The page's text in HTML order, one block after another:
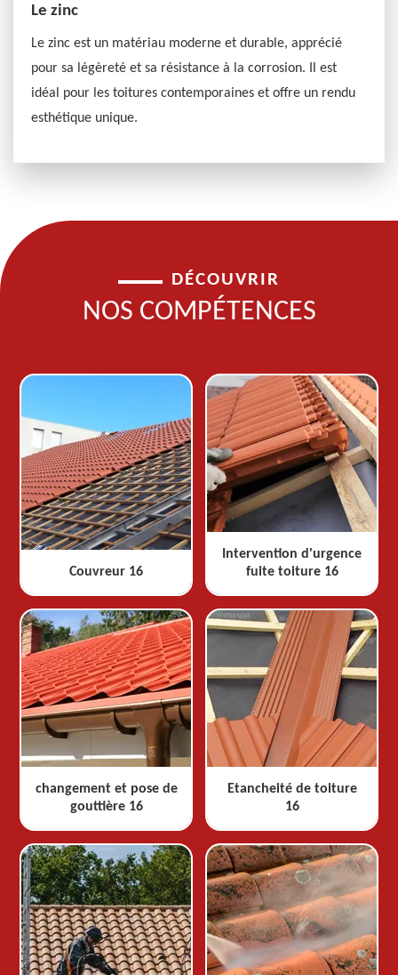
Le zinc
Le zinc est un matériau moderne et durable, apprécié
pour sa légèreté et sa résistance à la corrosion. Il est
idéal pour les toitures contemporaines et offre un rendu
esthétique unique.
DÉCOUVRIR
NOS COMPÉTENCES
Couvreur 16
Intervention d'urgence
fuite toiture 16
changement et pose de
gouttière 16
Etancheité de toiture
16